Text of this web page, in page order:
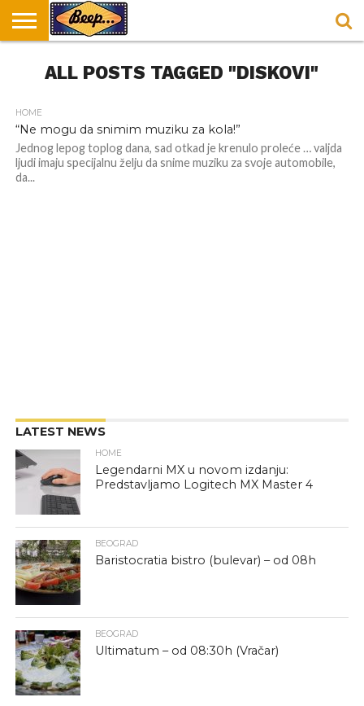
DORUČAK
SVAKODNEVICA
ENTERTAINMENT
LOKACIJE
ZA
HRANA I
RECEPTI
NEPUSACKI
LOKALI
ALL POSTS TAGGED "DISKOVI"
HOME
“Ne mogu da snimim muziku za kola!”
Jednog lepog toplog dana, sad otkad je krenulo proleće … valjda
ljudi imaju specijalnu želju da snime muziku za svoje automobile,
da...
LATEST NEWS
HOME
Legendarni MX u novom izdanju:
Predstavljamo Logitech MX Master 4
BEOGRAD
Baristocratia bistro (bulevar) – od 08h
BEOGRAD
Ultimatum – od 08:30h (Vračar)